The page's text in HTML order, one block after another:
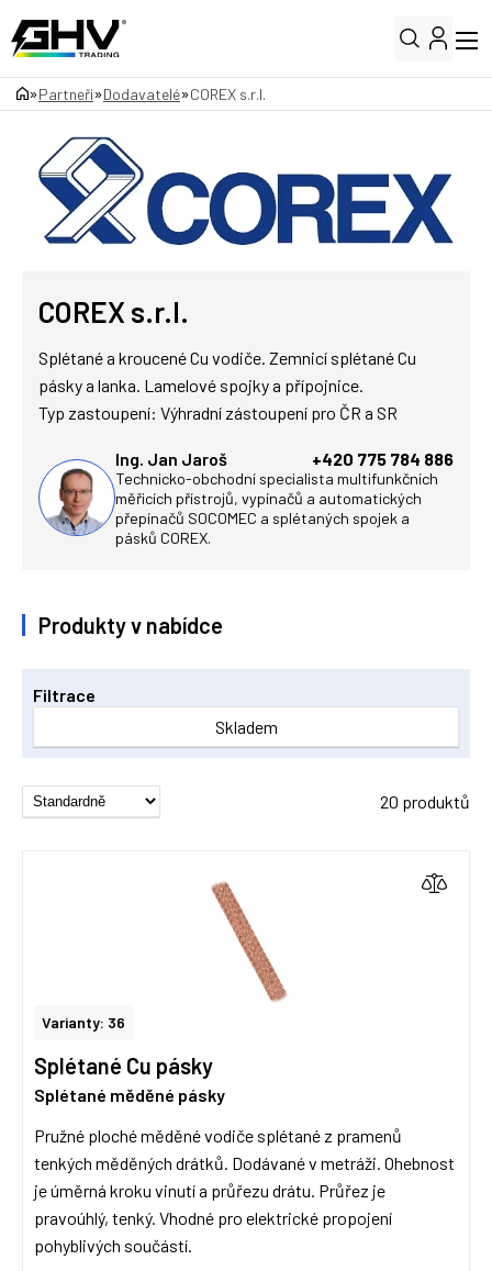
»Partneři»Dodavatelé»COREX s.r.l.
COREX s.r.l.
Splétané a kroucené Cu vodiče. Zemnicí splétané Cu
pásky a lanka. Lamelové spojky a přípojnice.
Typ zastoupení: Výhradní zástoupení pro ČR a SR
Ing. Jan Jaroš +420 775 784 886
Technicko-obchodní specialista multifunkčních
měřicích přístrojů, vypínačů a automatických
přepínačů SOCOMEC a splétaných spojek a
pásků COREX.
Produkty v nabídce
Filtrace
Skladem
20 produktů
Varianty: 36
Splétané Cu pásky
Splétané měděné pásky
Pružné ploché měděné vodiče splétané z pramenů
tenkých měděných drátků. Dodávané v metráži. Ohebnost
je úměrná kroku vinutí a průřezu drátu. Průřez je
pravoúhlý, tenký. Vhodné pro elektrické propojení
pohyblivých součástí.